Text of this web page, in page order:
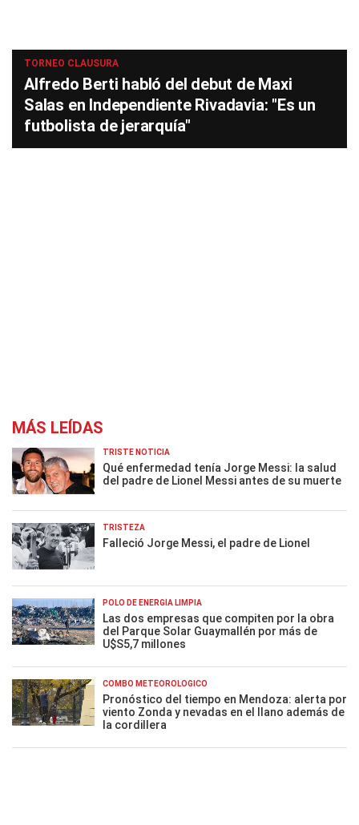
TORNEO CLAUSURA
Alfredo Berti habló del debut de Maxi
Salas en Independiente Rivadavia: "Es un
futbolista de jerarquía"
MÁS LEÍDAS
TRISTE NOTICIA
Qué enfermedad tenía Jorge Messi: la salud
del padre de Lionel Messi antes de su muerte
TRISTEZA
Falleció Jorge Messi, el padre de Lionel
POLO DE ENERGÍA LIMPIA
Las dos empresas que compiten por la obra
del Parque Solar Guaymallén por más de
U$S5,7 millones
COMBO METEOROLÓGICO
Pronóstico del tiempo en Mendoza: alerta por
viento Zonda y nevadas en el llano además de
la cordillera